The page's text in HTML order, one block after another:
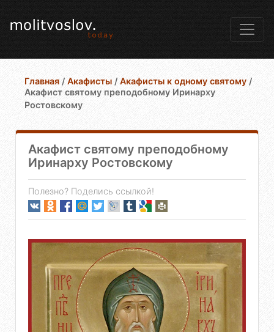
Главная / Акафисты /Акафисты к одному святому /
Акафист святому преподобному Иринарху
Ростовскому
Акафист святому преподобному
Иринарху Ростовскому
Полезно? Поделись ссылкой!